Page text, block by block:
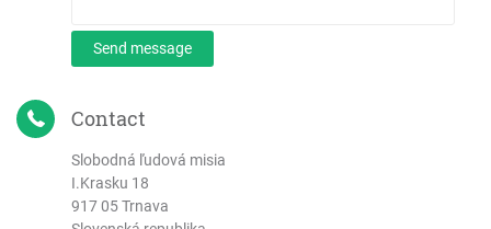
Send message
Contact
Slobodná ľudová misia
I.Krasku 18
917 05 Trnava